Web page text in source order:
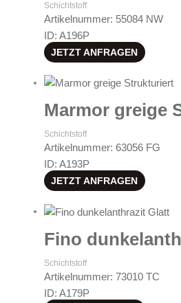
Schichtstoff
Artikelnummer: 55084 NW
ID: A196P
JETZT ANFRAGEN
Marmor greige
Schichtstoff
Artikelnummer: 63056 FG
ID: A193P
JETZT ANFRAGEN
Fino
Schichtstoff
Artikelnummer: 73010 TC
ID: A179P